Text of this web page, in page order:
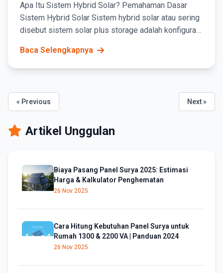
Apa Itu Sistem Hybrid Solar? Pemahaman Dasar
Sistem Hybrid Solar Sistem hybrid solar atau sering
disebut sistem solar plus storage adalah konfigurasi
Baca Selengkapnya
« Previous Next »
Artikel Unggulan
Biaya Pasang Panel Surya 2025: Estimasi
Harga & Kalkulator Penghematan
26 Nov 2025
Cara Hitung Kebutuhan Panel Surya untuk
Rumah 1300 & 2200 VA | Panduan 2024
26 Nov 2025